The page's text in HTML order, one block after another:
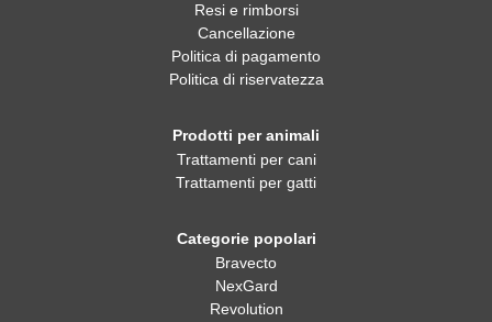
Resi e rimborsi
Cancellazione
Politica di pagamento
Politica di riservatezza
Prodotti per animali
Trattamenti per cani
Trattamenti per gatti
Categorie popolari
Bravecto
NexGard
Revolution